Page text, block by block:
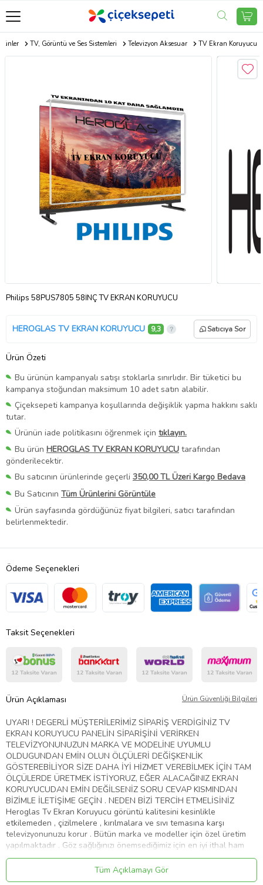
TV, Görüntü ve Ses Sistemleri Televizyon Aksesuar TV Ekran Koruyucu
Philips 58PUS7805 58İNÇ TV EKRAN KORUYUCU
HEROGLAS TV EKRAN KORUYUCU 9,3 Satıcıya Sor
Ürün Özeti
Bu ürünün kampanyalı satışı stoklarla sınırlıdır. Bir tüketici bu
kampanya stoğundan maksimum 10 adet satın alabilir.
Çiçeksepeti kampanya koşullarında değişiklik yapma hakkını saklı
tutar.
Ürünün iade politikasını öğrenmek için tıklayın.
Bu ürün HEROGLAS TV EKRAN KORUYUCU tarafından
gönderilecektir.
Bu satıcının ürünlerinde geçerli 350,00 TL Üzeri Kargo Bedava
Bu Satıcının Tüm Ürünlerini Görüntüle
Ürün sayfasında gördüğünüz fiyat bilgileri, satıcı tarafından
belirlenmektedir.
Ödeme Seçenekleri
Taksit Seçenekleri
Ürün Açıklaması Ürün Güvenliği Bilgileri
UYARI ! DEGERLİ MÜŞTERİLERİMİZ SİPARİŞ VERDİGİNİZ TV
EKRAN KORUYUCU PANELİN SİPARİŞİNİ VERİRKEN
TELEVİZYONUNUZUN MARKA VE MODELİNE UYUMLU
OLDUGUNDAN EMİN OLUN ÖLÇÜLERİ DEĞİŞKENLİK
GÖSTEREBİLİYOR SİZE DAHA İYİ HİZMET VEREBİLMEK İÇİN TAM
ÖLÇÜLERDE ÜRETMEK İSTİYORUZ, EĞER ALACAĞINIZ EKRAN
KORUYUCUDAN EMİN DEĞİLSENİZ SORU CEVAP KISMINDAN
BİZİMLE İLETİŞİME GEÇİN . NEDEN BİZİ TERCİH ETMELİSİNİZ
Heroglas Tv Ekran Koruyucu görüntü kalitesini kesinlikle
etkilemeden , çizilmelere , kırılmalara ve sıvı temasına karşı
televizyonunuzu korur . Bütün marka ve modeller için özel üretim
yapılmaktadır . Göz sağlığınızı önemsediğimiz için en iyi ithal ham
maddeyi kullanıyoruz .Ekranınızın yıllar sonra dahi ilk gün ki gibi
kalmasını sağlar Ürünlerimiz görüntü , solma ve sararma kaybına
karşı 10 yıl garanti kapsamındadır . Full HD 4K - 8K ve tüm TV' ler
Tüm Açıklamayı Gör